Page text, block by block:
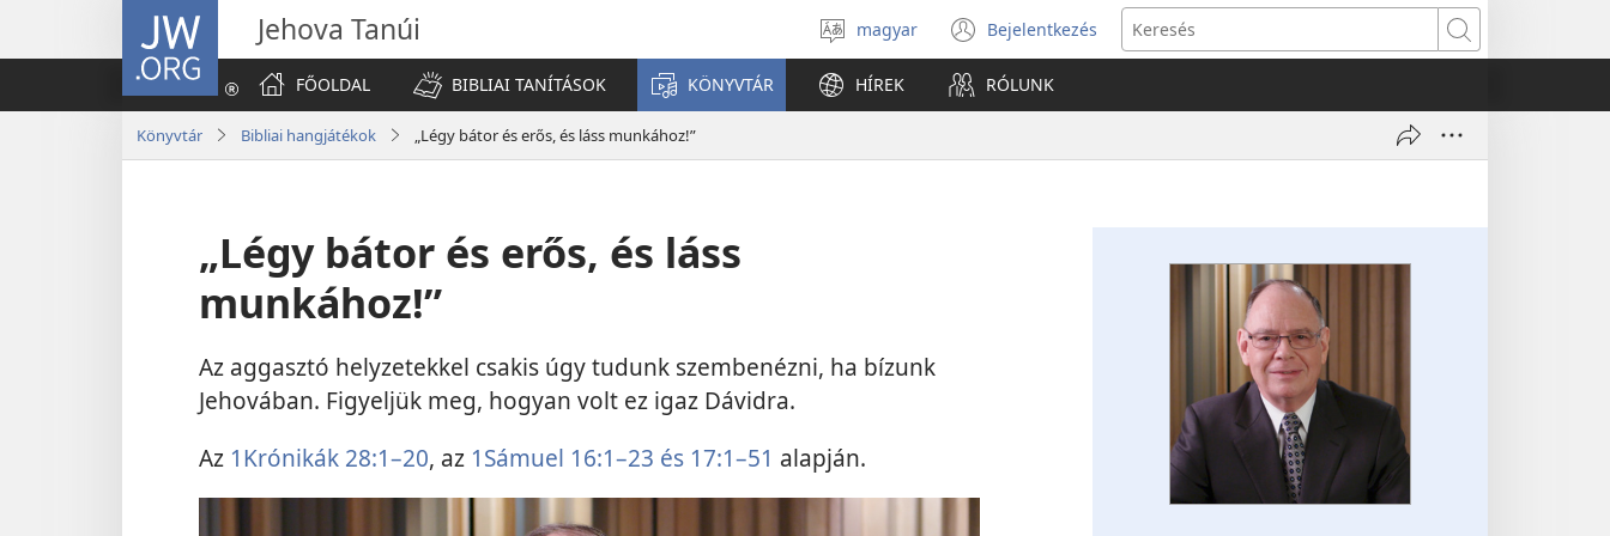
JW.ORG Jehova Tanúi
Válassz
nyelvet
magyar Bejelentkezés
(opens
new
window)
Keresés
FŐOLDAL
BIBLIAI TANÍTÁSOK KÖNYVTÁR HÍREK RÓLUNK
Könyvtár Bibliai hangjátékok „Légy bátor és erős, és láss munkához!”
„Légy bátor és erős, és láss
munkához!”
Az aggasztó helyzetekkel csakis úgy tudunk szembenézni, ha bízunk
Jehovában. Figyeljük meg, hogyan volt ez igaz Dávidra.
Az 1Krónikák 28:1–20, az 1Sámuel 16:1–23 és 17:1–51 alapján.